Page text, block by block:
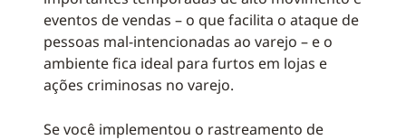
eventos de vendas – o que facilita o ataque de
pessoas mal-intencionadas ao varejo – e o
ambiente fica ideal para furtos em lojas e
ações criminosas no varejo.
Se você implementou o rastreamento de